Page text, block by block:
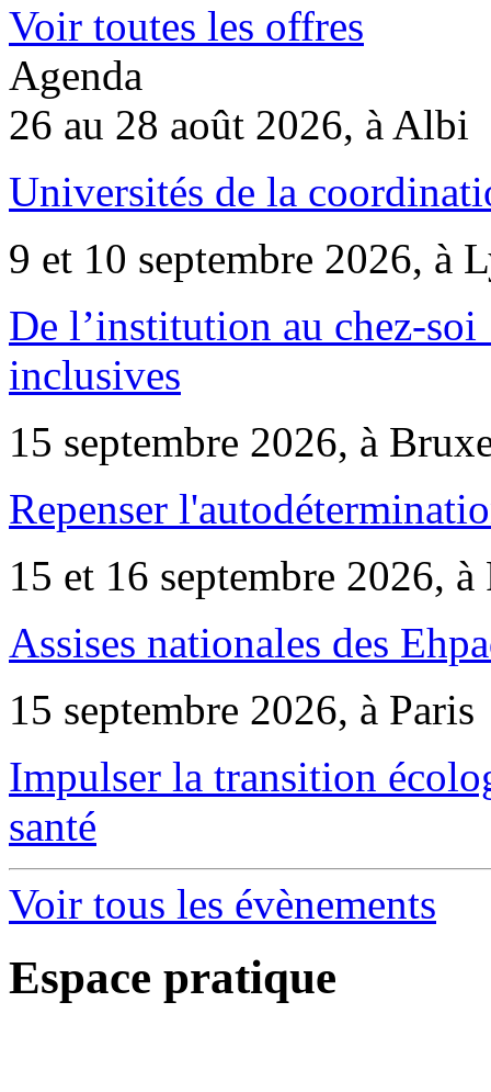
Voir toutes les offres
Agenda
26 au 28 août 2026, à Albi
Universités de la
9 et 10 septembre 2026, à
De l’institution au chez-
inclusives
15 septembre 2026, à
Repenser
15 et 16 septembre 2026, à
Assises nationales des
15 septembre 2026, à Paris
Impulser la transition
santé
Voir tous les évènements
Espace pratique